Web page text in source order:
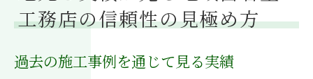
工務店の信頼性の見極め方
過去の施工事例を通じて見る実績